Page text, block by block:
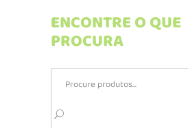
ENCONTRE O QUE
PROCURA